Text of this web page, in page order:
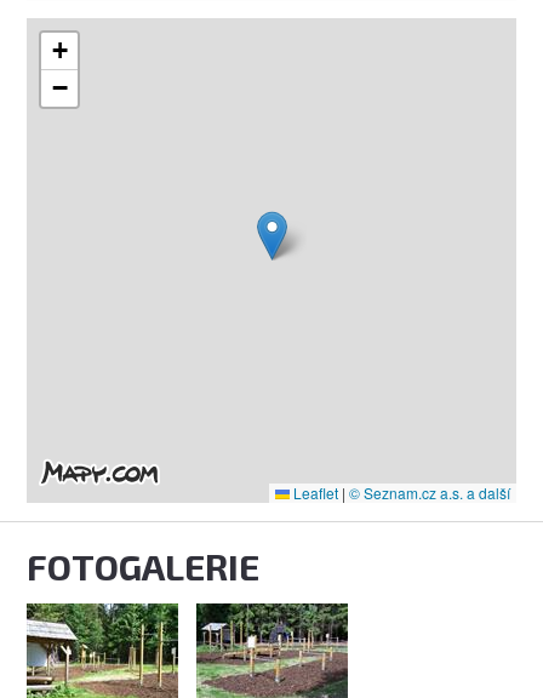
+
−
Leaflet | © Seznam.cz a.s. a další
FOTOGALERIE